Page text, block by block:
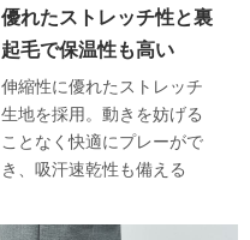
優れたストレッチ性と裏
起毛で保温性も高い
伸縮性に優れたストレッチ
生地を採用。動きを妨げる
ことなく快適にプレーがで
き、吸汗速乾性も備える